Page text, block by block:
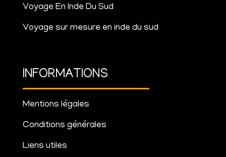
Voyage En Inde Du Sud
Voyage sur mesure en inde du sud
INFORMATIONS
Mentions légales
Conditions générales
Liens utiles